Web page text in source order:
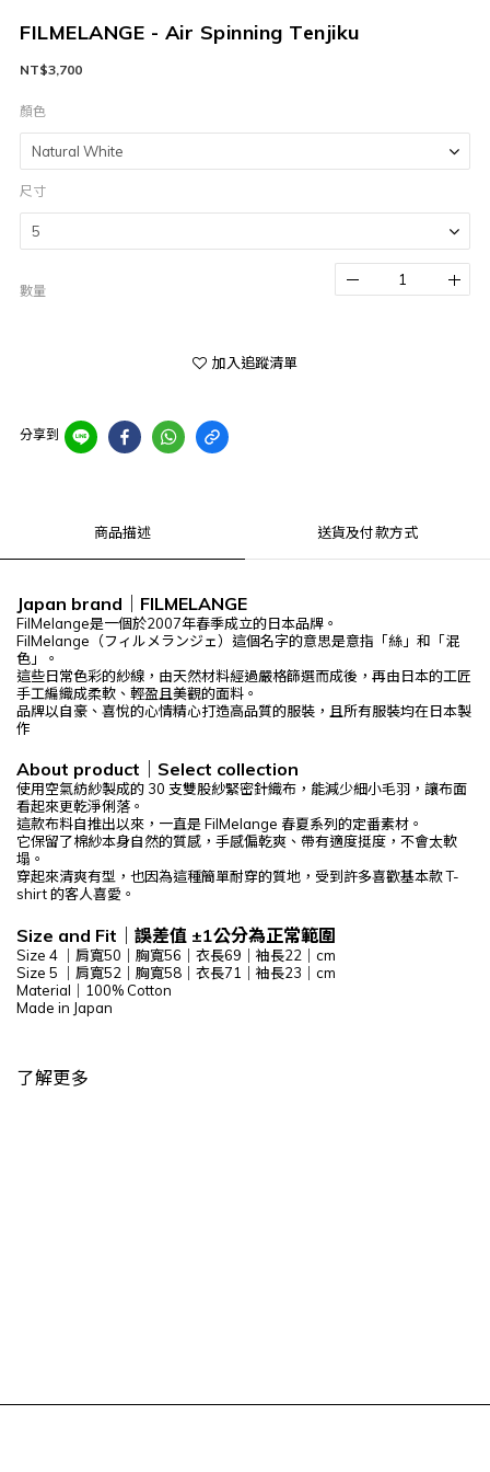
FILMELANGE - Air Spinning Tenjiku
NT$3,700
顏色
尺寸
數量
加入追蹤清單
分享到
商品描述 送貨及付款方式
Japan brand｜FILMELANGE
FilMelange是一個於2007年春季成立的日本品牌。
FilMelange（フィルメランジェ）這個名字的意思是意指「絲」和「混
色」。
這些日常色彩的紗線，由天然材料經過嚴格篩選而成後，再由日本的工匠
手工編織成柔軟、輕盈且美觀的面料。
品牌以自豪、喜悅的心情精心打造高品質的服裝，且所有服裝均在日本製
作
About product｜Select collection
使用空氣紡紗製成的 30 支雙股紗緊密針織布，能減少細小毛羽，讓布面
看起來更乾淨俐落。
這款布料自推出以來，一直是 FilMelange 春夏系列的定番素材。
它保留了棉紗本身自然的質感，手感偏乾爽、帶有適度挺度，不會太軟
塌。
穿起來清爽有型，也因為這種簡單耐穿的質地，受到許多喜歡基本款 T-
shirt 的客人喜愛。
Size and Fit｜誤差值 ±1公分為正常範圍
Size 4 ｜肩寬50｜胸寬56｜衣長69｜袖長22｜cm
Size 5 ｜肩寬52｜胸寬58｜衣長71｜袖長23｜cm
Material｜100% Cotton
Made in Japan
了解更多